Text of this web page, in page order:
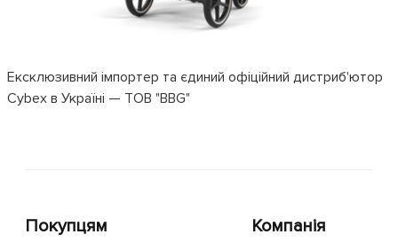
Ексклюзивний імпортер та єдиний офіційний дистриб'ютор
Cybex в Україні — ТОВ "BBG"
Покупцям Компанія